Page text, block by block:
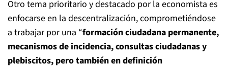
Otro tema prioritario y destacado por la economista es
enfocarse en la descentralización, comprometiéndose
a trabajar por una “formación ciudadana permanente,
mecanismos de incidencia, consultas ciudadanas y
plebiscitos, pero también en definición